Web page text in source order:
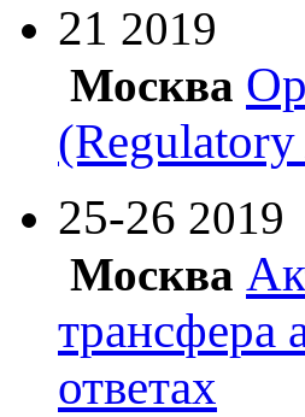
21 2019
Москва
25-26 2019
Москва
трансфера
ответах